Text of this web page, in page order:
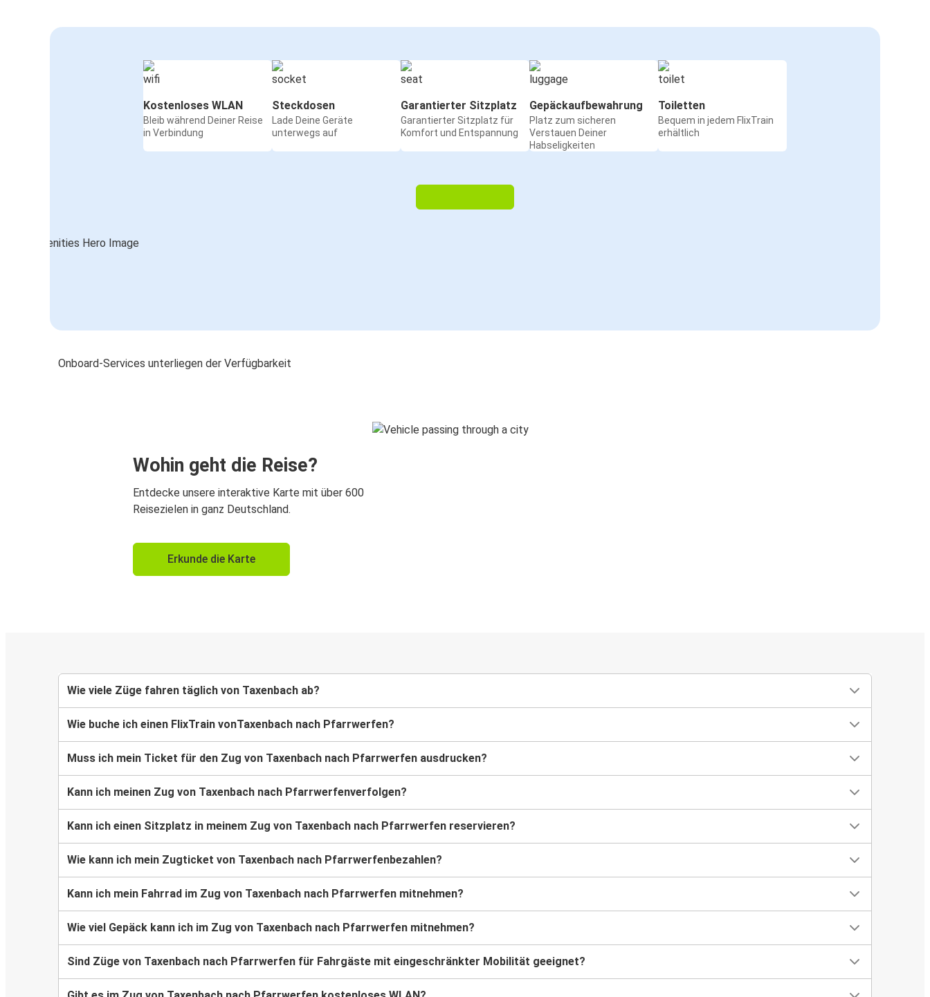
Kostenloses WLAN
Bleib während Deiner Reise
in Verbindung
Steckdosen
Lade Deine Geräte
unterwegs auf
Garantierter Sitzplatz
Garantierter Sitzplatz für
Komfort und Entspannung
Gepäckaufbewahrung
Platz zum sicheren
Verstauen Deiner
Habseligkeiten
Toiletten
Bequem in jedem FlixTrain
erhältlich
Onboard-Services unterliegen der Verfügbarkeit
Wohin geht die Reise?
Entdecke unsere interaktive Karte mit über 600
Reisezielen in ganz Deutschland.
Erkunde die Karte
Wie viele Züge fahren täglich von Taxenbach ab?
Wie buche ich einen FlixTrain vonTaxenbach nach Pfarrwerfen?
Muss ich mein Ticket für den Zug von Taxenbach nach Pfarrwerfen ausdrucken?
Kann ich meinen Zug von Taxenbach nach Pfarrwerfenverfolgen?
Kann ich einen Sitzplatz in meinem Zug von Taxenbach nach Pfarrwerfen reservieren?
Wie kann ich mein Zugticket von Taxenbach nach Pfarrwerfenbezahlen?
Kann ich mein Fahrrad im Zug von Taxenbach nach Pfarrwerfen mitnehmen?
Wie viel Gepäck kann ich im Zug von Taxenbach nach Pfarrwerfen mitnehmen?
Sind Züge von Taxenbach nach Pfarrwerfen für Fahrgäste mit eingeschränkter Mobilität geeignet?